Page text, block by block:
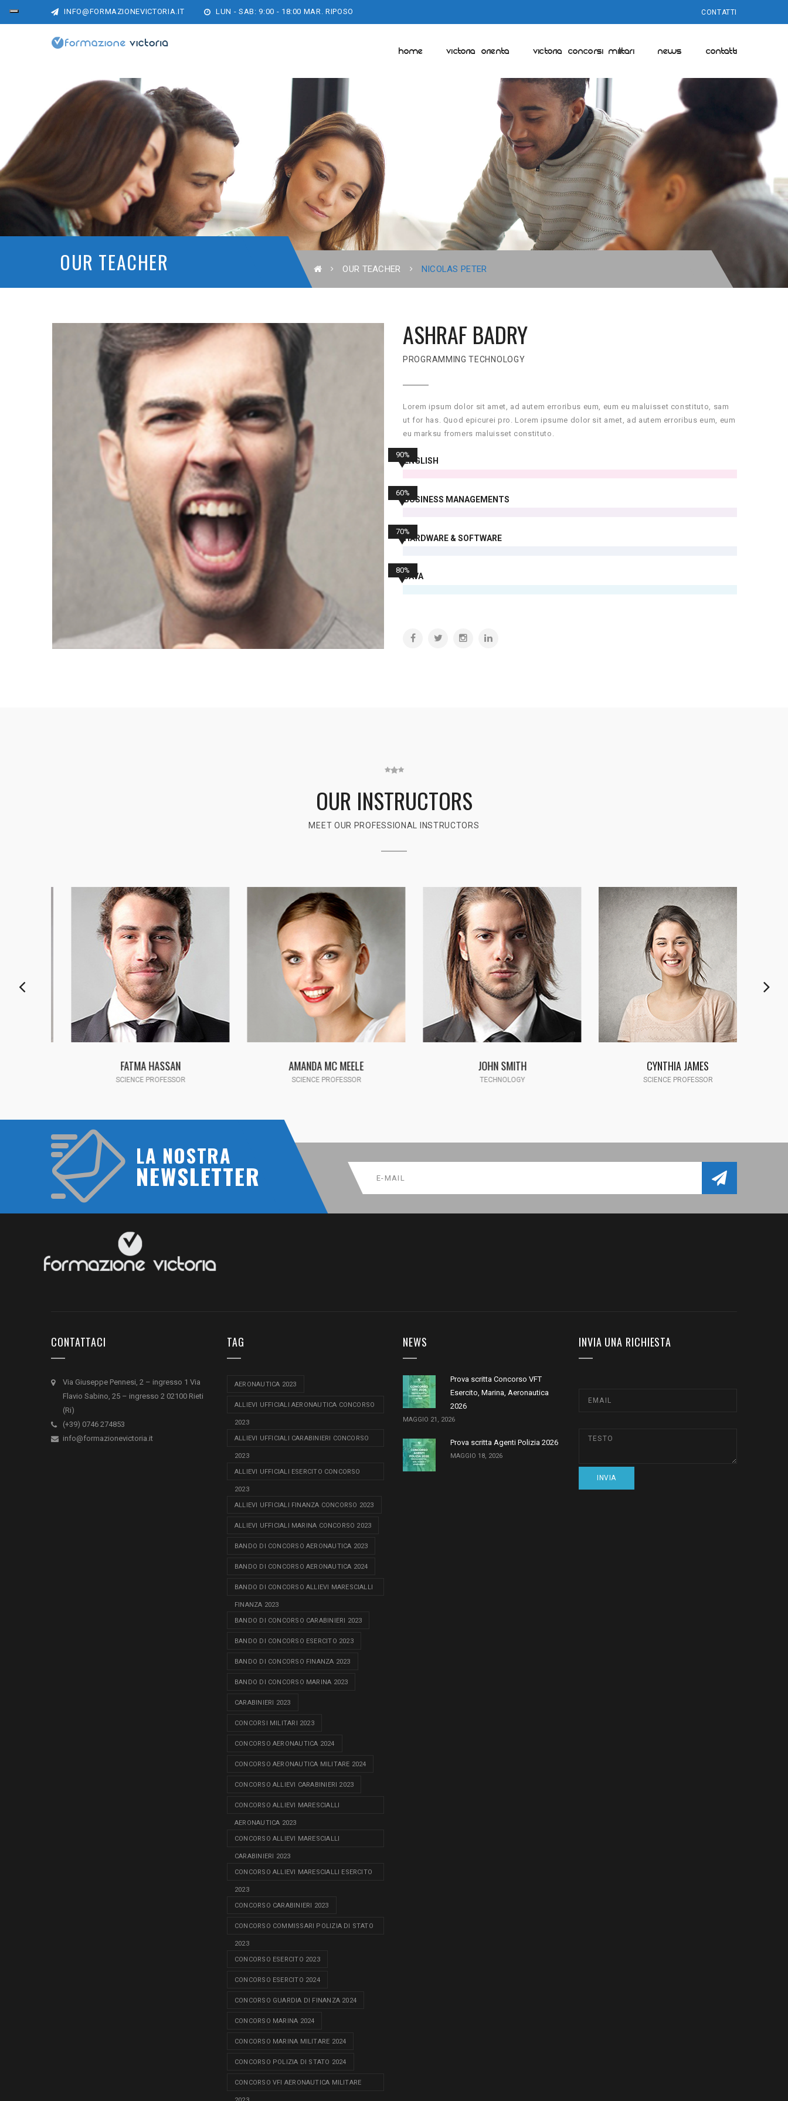
INFO@FORMAZIONEVICTORIA.IT LUN - SAB: 9:00 - 18:00 MAR. RIPOSO CONTATTI
HOME VICTORIA ORIENTA VICTORIA CONCORSI MILITARI NEWS CONTATTI
OUR TEACHER OUR TEACHER NICOLAS PETER
ASHRAF BADRY
PROGRAMMING TECHNOLOGY
Lorem ipsum dolor sit amet, ad autem erroribus eum, eum eu maluisset constituto, sam
ut for has. Quod epicurei pro. Lorem ipsume dolor sit amet, ad autem erroribus eum, eum
eu marksu fromers maluisset constituto.
ENGLISH
90%
BUSINESS MANAGEMENTS
60%
HARDWARE & SOFTWARE
70%
JAVA
80%
OUR INSTRUCTORS
MEET OUR PROFESSIONAL INSTRUCTORS
FATMA HASSAN
SCIENCE PROFESSOR
AMANDA MC MEELE
SCIENCE PROFESSOR
JOHN SMITH
TECHNOLOGY
CYNTHIA JAMES
SCIENCE PROFESSOR
LA NOSTRA
NEWSLETTER
CONTATTACI
Via Giuseppe Pennesi, 2 – ingresso 1 Via
Flavio Sabino, 25 – ingresso 2 02100 Rieti
(Ri)
(+39) 0746 274853
info@formazionevictoria.it
TAG
AERONAUTICA 2023
ALLIEVI UFFICIALI AERONAUTICA CONCORSO
2023
ALLIEVI UFFICIALI CARABINIERI CONCORSO
2023
ALLIEVI UFFICIALI ESERCITO CONCORSO
2023
ALLIEVI UFFICIALI FINANZA CONCORSO 2023
ALLIEVI UFFICIALI MARINA CONCORSO 2023
BANDO DI CONCORSO AERONAUTICA 2023
BANDO DI CONCORSO AERONAUTICA 2024
BANDO DI CONCORSO ALLIEVI MARESCIALLI
FINANZA 2023
BANDO DI CONCORSO CARABINIERI 2023
BANDO DI CONCORSO ESERCITO 2023
BANDO DI CONCORSO FINANZA 2023
BANDO DI CONCORSO MARINA 2023
CARABINIERI 2023
CONCORSI MILITARI 2023
CONCORSO AERONAUTICA 2024
CONCORSO AERONAUTICA MILITARE 2024
CONCORSO ALLIEVI CARABINIERI 2023
CONCORSO ALLIEVI MARESCIALLI
AERONAUTICA 2023
CONCORSO ALLIEVI MARESCIALLI
CARABINIERI 2023
CONCORSO ALLIEVI MARESCIALLI ESERCITO
2023
CONCORSO CARABINIERI 2023
CONCORSO COMMISSARI POLIZIA DI STATO
2023
CONCORSO ESERCITO 2023
CONCORSO ESERCITO 2024
CONCORSO GUARDIA DI FINANZA 2024
CONCORSO MARINA 2024
CONCORSO MARINA MILITARE 2024
CONCORSO POLIZIA DI STATO 2024
CONCORSO VFI AERONAUTICA MILITARE
NEWS
Prova scritta Concorso VFT
Esercito, Marina, Aeronautica
2026
MAGGIO 21, 2026
Prova scritta Agenti Polizia 2026
MAGGIO 18, 2026
INVIA UNA RICHIESTA